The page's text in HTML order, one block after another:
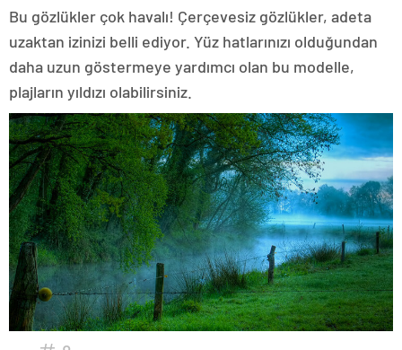
Bu gözlükler çok havalı! Çerçevesiz gözlükler, adeta
uzaktan izinizi belli ediyor. Yüz hatlarınızı olduğundan
daha uzun göstermeye yardımcı olan bu modelle,
plajların yıldızı olabilirsiniz.